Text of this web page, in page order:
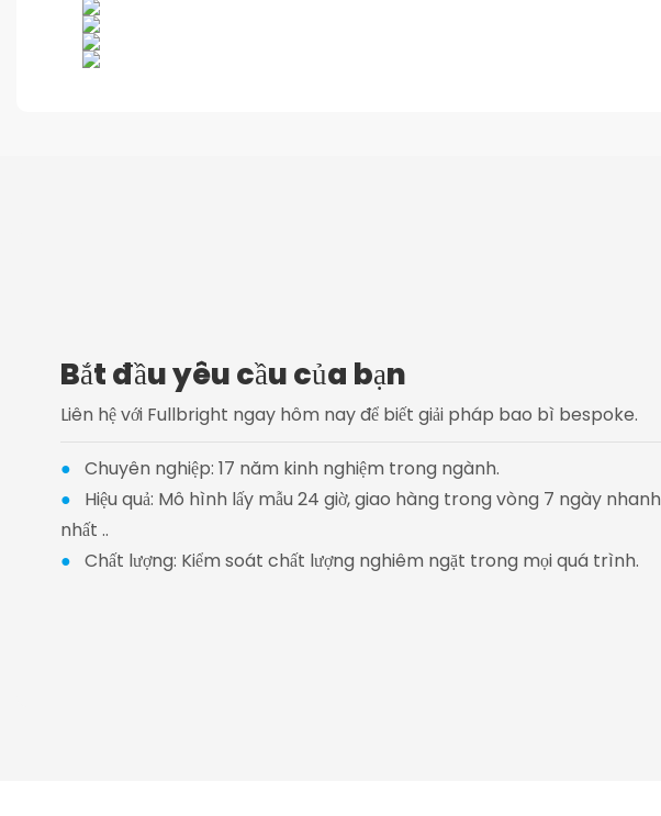
Bắt đầu yêu cầu của bạn
Liên hệ với Fullbright ngay hôm nay để biết giải pháp bao bì bespoke.
● Chuyên nghiệp: 17 năm kinh nghiệm trong ngành.
●
Hiệu quả: Mô hình lấy mẫu 24 giờ, giao hàng trong vòng 7 ngày nhanh
nhất ..
● Chất lượng: Kiểm soát chất lượng nghiêm ngặt trong mọi quá trình.